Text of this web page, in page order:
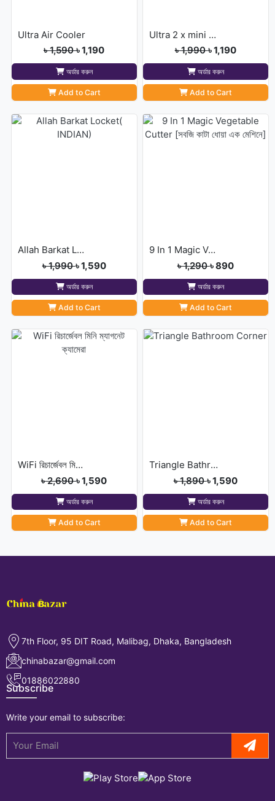
Ultra Air Cooler
৳ 1,590৳ 1,190
অর্ডার করুন
Add to Cart
Ultra 2 x mini air cooler
৳ 1,990৳ 1,190
অর্ডার করুন
Add to Cart
Allah Barkat Locket( INDIAN)
৳ 1,990৳ 1,590
অর্ডার করুন
Add to Cart
9 In 1 Magic Vegetable Cutter [সবজি কাটা ধোয়া এক মেশিনে]
৳ 1,290৳ 890
অর্ডার করুন
Add to Cart
WiFi রিচার্জেবল মিনি ম্যাগনেট ক্যামেরা
৳ 2,690৳ 1,590
অর্ডার করুন
Add to Cart
Triangle Bathroom Corner
৳ 1,890৳ 1,590
অর্ডার করুন
Add to Cart
7th Floor, 95 DIT Road, Malibag, Dhaka, Bangladesh
chinabazar@gmail.com
01886022880
Subscribe
Write your email to subscribe: